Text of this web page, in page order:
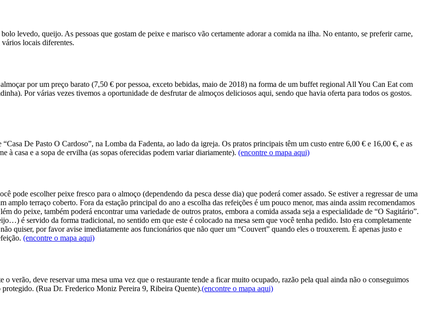
levedo, queijo. As pessoas que gostam de peixe e marisco vão certamente adorar a comida na ilha. No entanto, se preferir carne,
locais diferentes.
por um preço barato (7,50 € por pessoa, exceto bebidas, maio de 2018) na forma de um buffet regional All You Can Eat com
Por várias vezes tivemos a oportunidade de desfrutar de almoços deliciosos aqui, sendo que havia oferta para todos os gostos.
De Pasto O Cardoso”, na Lomba da Fadenta, ao lado da igreja. Os pratos principais têm um custo entre 6,00 € e 16,00 €, e as
à casa e a sopa de ervilha (as sopas oferecidas podem variar diariamente). (encontre o mapa aqui)
pode escolher peixe fresco para o almoço (dependendo da pesca desse dia) que poderá comer assado. Se estiver a regressar de uma
amplo terraço coberto. Fora da estação principal do ano a escolha das refeições é um pouco menor, mas ainda assim recomendamos
do peixe, também poderá encontrar uma variedade de outros pratos, embora a comida assada seja a especialidade de “O Sagitário”.
é servido da forma tradicional, no sentido em que este é colocado na mesa sem que você tenha pedido. Isto era completamente
quiser, por favor avise imediatamente aos funcionários que não quer um “Couvert” quando eles o trouxerem. É apenas justo e
(encontre o mapa aqui)
verão, deve reservar uma mesa uma vez que o restaurante tende a ficar muito ocupado, razão pela qual ainda não o conseguimos
(Rua Dr. Frederico Moniz Pereira 9, Ribeira Quente).(encontre o mapa aqui)